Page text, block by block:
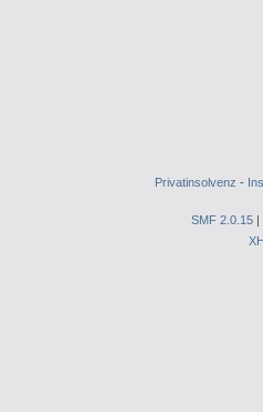
Privatinsolvenz -
SMF 2.0.15 |